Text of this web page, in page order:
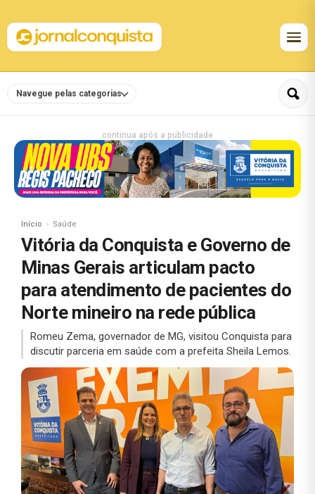
Navegue pelas categorias
continua após a publicidade
Início Saúde
Vitória da Conquista e Governo de
Minas Gerais articulam pacto
para atendimento de pacientes do
Norte mineiro na rede pública
Romeu Zema, governador de MG, visitou Conquista para
discutir parceria em saúde com a prefeita Sheila Lemos.